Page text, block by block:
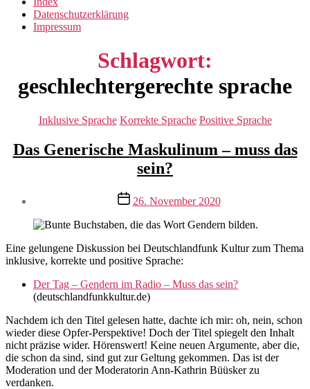
Datenschutzerklärung
Impressum
Schlagwort:
geschlechtergerechte sprache
Kategorien
Inklusive Sprache Korrekte Sprache Positive Sprache
Das Generische Maskulinum – muss das
sein?
Veröffentlichungsdatum
26. November 2020
Eine gelungene Diskussion bei Deutschlandfunk Kultur zum Thema
inklusive, korrekte und positive Sprache:
Der Tag – Gendern im Radio – Muss das sein?
(deutschlandfunkkultur.de)
Nachdem ich den Titel gelesen hatte, dachte ich mir: oh, nein, schon
wieder diese Opfer-Perspektive! Doch der Titel spiegelt den Inhalt
nicht präzise wider. Hörenswert! Keine neuen Argumente, aber die,
die schon da sind, sind gut zur Geltung gekommen. Das ist der
Moderation und der Moderatorin Ann-Kathrin Büüsker zu
verdanken.